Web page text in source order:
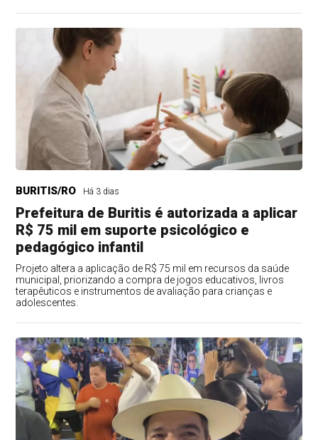
BURITIS/RO Há 3 dias
Prefeitura de Buritis é autorizada a aplicar
R$ 75 mil em suporte psicológico e
pedagógico infantil
Projeto altera a aplicação de R$ 75 mil em recursos da saúde
municipal, priorizando a compra de jogos educativos, livros
terapêuticos e instrumentos de avaliação para crianças e
adolescentes.